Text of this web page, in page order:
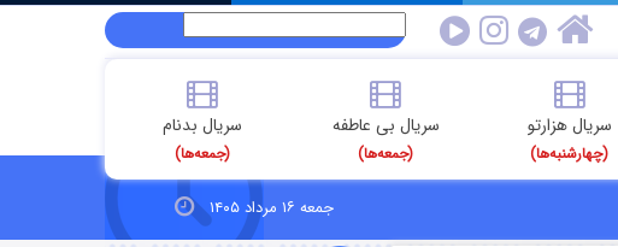
سریال هزارتو
(چهارشنبه‌ها)
سریال بی عاطفه
(جمعه‌ها)
سریال بدنام
(جمعه‌ها)
جمعه ۱۶ مرداد ۱۴۰۵